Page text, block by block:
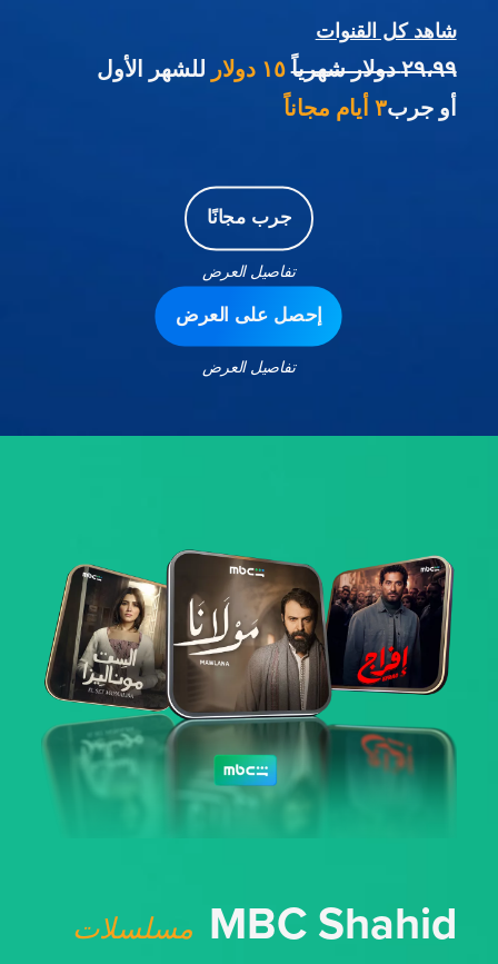
شاهد كل القنوات
٢٩،٩٩ دولار شهرياً ١٥ دولار
للشهر الأول
أو جرب٣ أيام مجاناً
جرب مجانًا
تفاصيل العرض
إحصل على العرض
تفاصيل العرض
MBC Shahid مسلسلات